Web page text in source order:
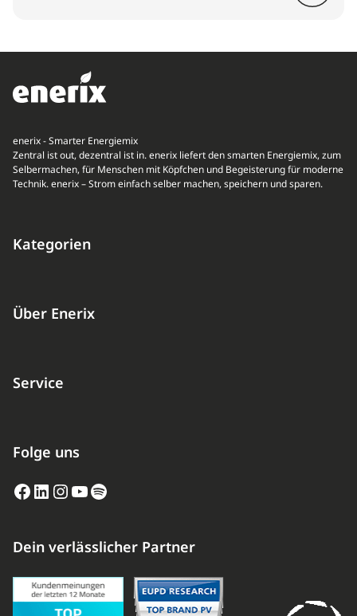
enerix - Smarter Energiemix
Zentral ist out, dezentral ist in. enerix liefert den smarten Energiemix, zum
Selbermachen, für Menschen mit Köpfchen und Begeisterung für moderne
Technik. enerix – Strom einfach selber machen, speichern und sparen.
Kategorien
Über Enerix
Service
Folge uns
Facebook
LinkedIn
Instagram
YouTube
Spotify
Dein verlässlicher Partner